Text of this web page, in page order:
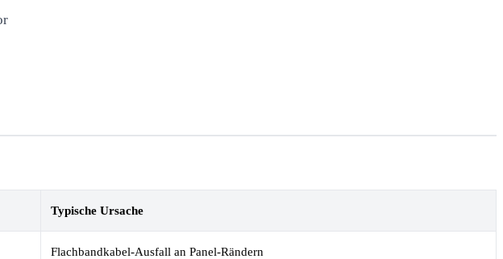
Typische Ursache
Flachbandkabel-Ausfall an Panel-Rändern